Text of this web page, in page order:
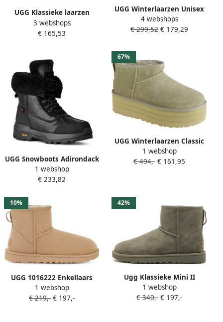
UGG Klassieke laarzen
Heren Boots Laarzen
Herenschoenen Suède
3 webshops
€ 165,53
UGG Winterlaarzen Unisex
Classic Short 2 laarzen
instap laarzen in klassiek
4 webshops
€ 299,52 € 179,29
UGG Snowboots Adirondack
Boot XXV Snowboots
Outdoorboots met
1 webshop
€ 233,82
67%
UGG Winterlaarzen Classic
Ultra Mini Platform trend
slip-on shoe with platform
1 webshop
€ 494,- € 161,95
10%
UGG 1016222 Enkellaars
Classic Mini II Mustard Seed
1 webshop
€ 219,- € 197,-
42%
Ugg Klassieke Mini II
Laarzen Gray Dames
1 webshop
€ 340,- € 197,-